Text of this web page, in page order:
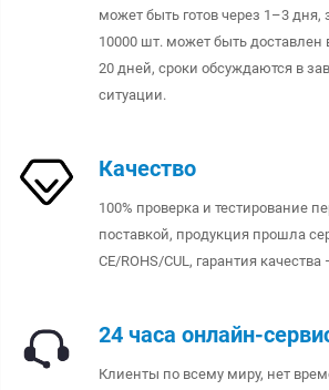
может быть готов через 1–3 дня,
10000 шт. может быть доставлен
20 дней, сроки обсуждаются в
ситуации.
Качество
100% проверка и тестирование
поставкой, продукция прошла
CE/ROHS/CUL, гарантия
24 часа онлайн-
Клиенты по всему миру, нет